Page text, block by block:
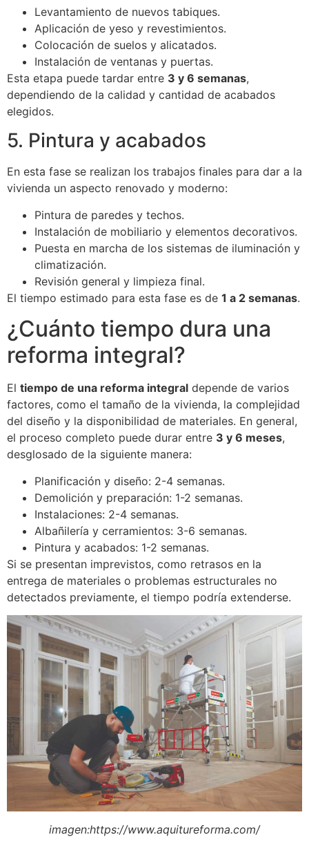
Levantamiento de nuevos tabiques.
Aplicación de yeso y revestimientos.
Colocación de suelos y alicatados.
Instalación de ventanas y puertas.
Esta etapa puede tardar entre 3 y 6 semanas,
dependiendo de la calidad y cantidad de acabados
elegidos.
5. Pintura y acabados
En esta fase se realizan los trabajos finales para dar a la
vivienda un aspecto renovado y moderno:
Pintura de paredes y techos.
Instalación de mobiliario y elementos decorativos.
Puesta en marcha de los sistemas de iluminación y
climatización.
Revisión general y limpieza final.
El tiempo estimado para esta fase es de 1 a 2 semanas.
¿Cuánto tiempo dura una
reforma integral?
El tiempo de una reforma integral depende de varios
factores, como el tamaño de la vivienda, la complejidad
del diseño y la disponibilidad de materiales. En general,
el proceso completo puede durar entre 3 y 6 meses,
desglosado de la siguiente manera:
Planificación y diseño: 2-4 semanas.
Demolición y preparación: 1-2 semanas.
Instalaciones: 2-4 semanas.
Albañilería y cerramientos: 3-6 semanas.
Pintura y acabados: 1-2 semanas.
Si se presentan imprevistos, como retrasos en la
entrega de materiales o problemas estructurales no
detectados previamente, el tiempo podría extenderse.
imagen:https://www.aquitureforma.com/